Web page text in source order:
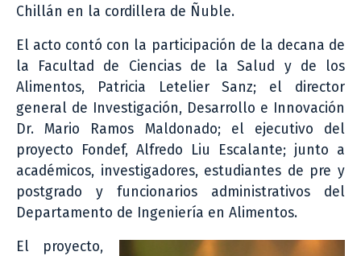
Chillán en la cordillera de Ñuble.
El acto contó con la participación de la decana de
la Facultad de Ciencias de la Salud y de los
Alimentos, Patricia Letelier Sanz; el director
general de Investigación, Desarrollo e Innovación
Dr. Mario Ramos Maldonado; el ejecutivo del
proyecto Fondef, Alfredo Liu Escalante; junto a
académicos, investigadores, estudiantes de pre y
postgrado y funcionarios administrativos del
Departamento de Ingeniería en Alimentos.
El proyecto,